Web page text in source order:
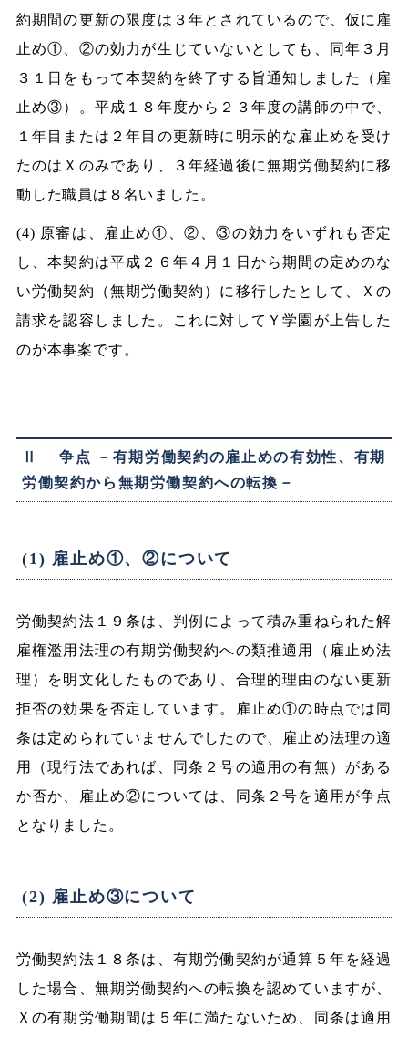
約期間の更新の限度は３年とされているので、仮に雇
止め①、②の効力が生じていないとしても、同年３月
３１日をもって本契約を終了する旨通知しました（雇
止め③）。平成１８年度から２３年度の講師の中で、
１年目または２年目の更新時に明示的な雇止めを受け
たのはＸのみであり、３年経過後に無期労働契約に移
動した職員は８名いました。
(4) 原審は、雇止め①、②、③の効力をいずれも否定
し、本契約は平成２６年４月１日から期間の定めのな
い労働契約（無期労働契約）に移行したとして、Ｘの
請求を認容しました。これに対してＹ学園が上告した
のが本事案です。
Ⅱ 争点 －有期労働契約の雇止めの有効性、有期
労働契約から無期労働契約への転換－
(1) 雇止め①、②について
労働契約法１９条は、判例によって積み重ねられた解
雇権濫用法理の有期労働契約への類推適用（雇止め法
理）を明文化したものであり、合理的理由のない更新
拒否の効果を否定しています。雇止め①の時点では同
条は定められていませんでしたので、雇止め法理の適
用（現行法であれば、同条２号の適用の有無）がある
か否か、雇止め②については、同条２号を適用が争点
となりました。
(2) 雇止め③について
労働契約法１８条は、有期労働契約が通算５年を経過
した場合、無期労働契約への転換を認めていますが、
Ｘの有期労働期間は５年に満たないため、同条は適用